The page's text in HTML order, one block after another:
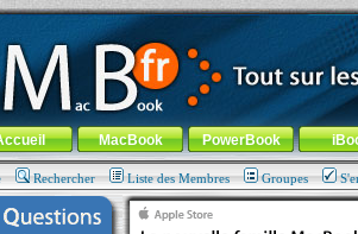
Apple... 100% nomade !
-Aller au menu général-Aller au menu de
général MacBook PowerBook
Rechercher Liste des Membres Groupes